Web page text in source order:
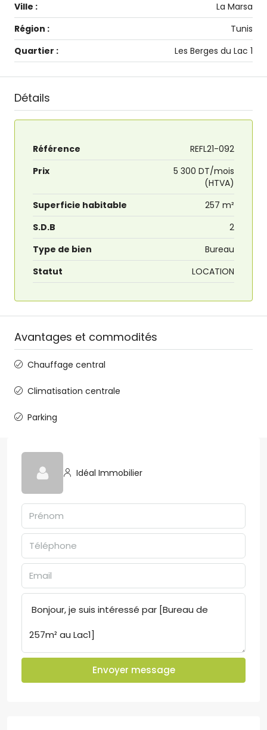
Ville :
La Marsa
Région :
Tunis
Quartier :
Les Berges du Lac 1
Détails
Référence
REFL21-092
Prix
5 300 DT/mois
(HTVA)
Superficie habitable
257 m²
S.D.B
2
Type de bien
Bureau
Statut
LOCATION
Avantages et commodités
Chauffage central
Climatisation centrale
Parking
Idéal Immobilier
Envoyer message